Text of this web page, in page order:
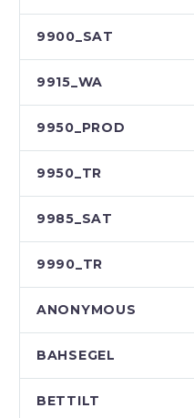
9900_SAT
9915_WA
9950_PROD
9950_TR
9985_SAT
9990_TR
ANONYMOUS
BAHSEGEL
BETTILT